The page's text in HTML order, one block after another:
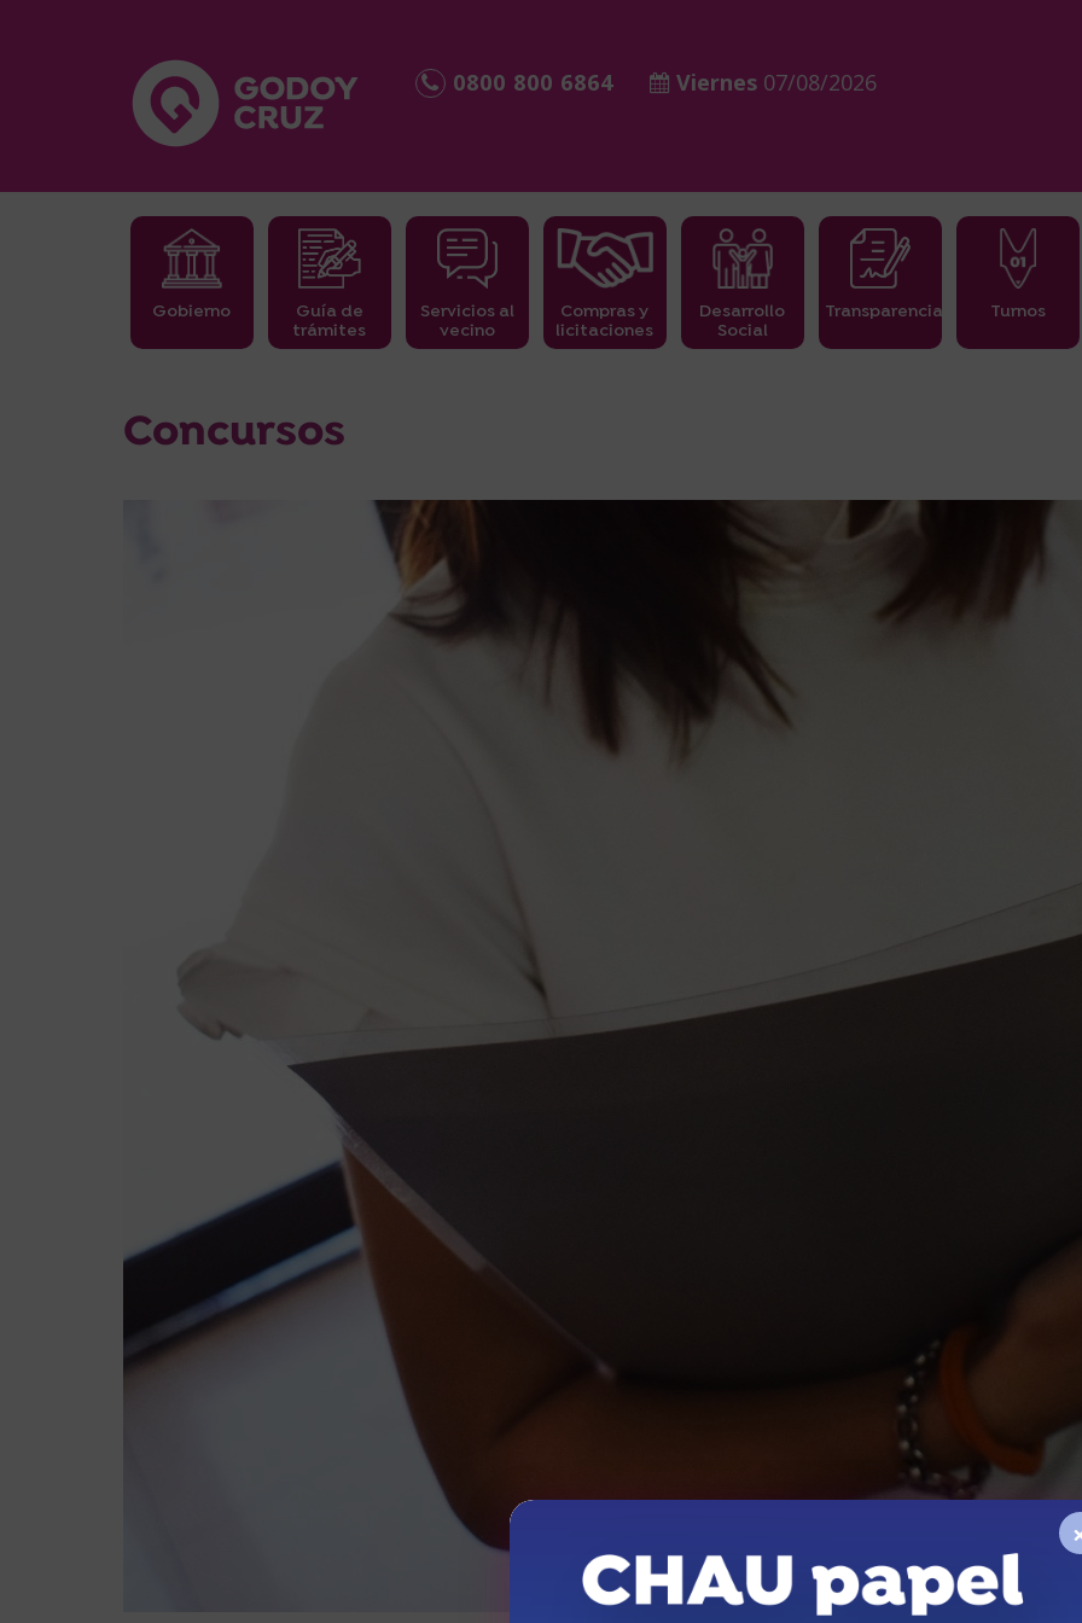
0800 800 6864 Viernes 07/08/2026
Gobierno
Guía de
trámites
Servicios al
vecino
Compras y
licitaciones
Desarrollo
Social
Transparencia Turnos
Concursos